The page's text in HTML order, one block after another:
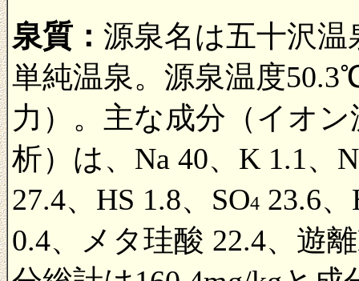
泉質： 源泉名は五十沢
単純温泉。源泉温度
力）。主な成分（イオン
析）は、Na 40、K 1.1、
27.4、HS 1.8、SO4 23.6
0.4、メタ珪酸 22.4、遊